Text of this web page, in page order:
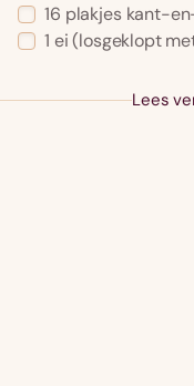
16 plakjes kant-
1 ei(losgeklopt
Lees